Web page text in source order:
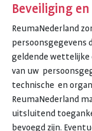
Beveiliging
ReumaNederland
persoonsgegevens
geldende wettelijke
van uw
technische en
ReumaNederland
uitsluitend
bevoegd zijn.